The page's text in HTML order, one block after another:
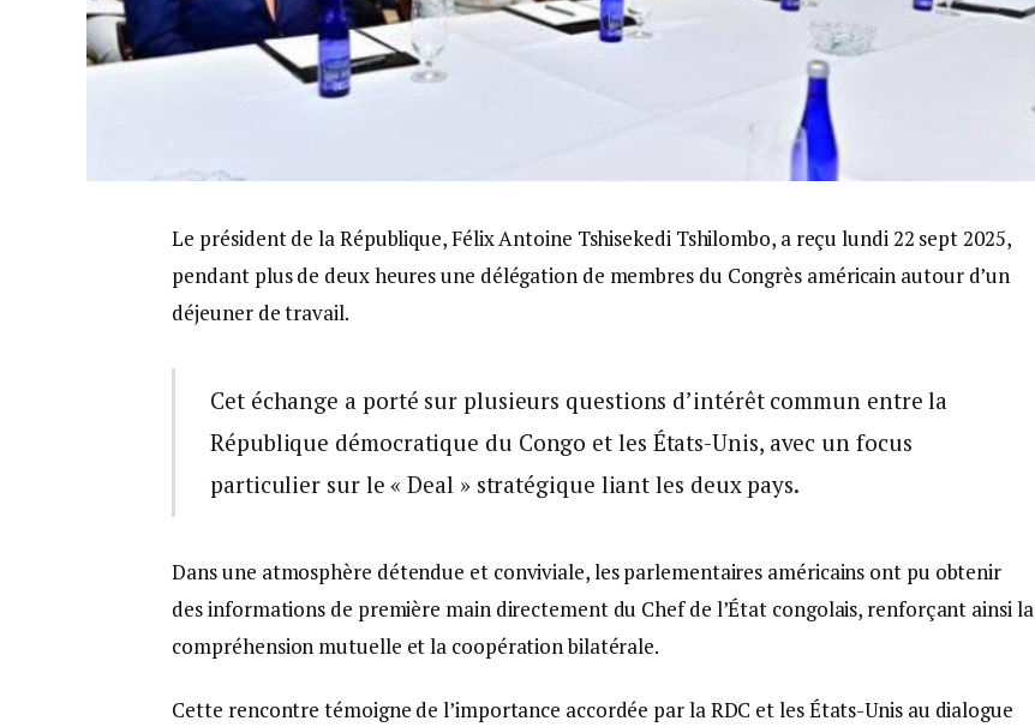
Le président de la République, Félix Antoine Tshisekedi Tshilombo, a reçu lundi 22 sept 2025,
pendant plus de deux heures une délégation de membres du Congrès américain autour d’un
déjeuner de travail.
Cet échange a porté sur plusieurs questions d’intérêt commun entre la
République démocratique du Congo et les États-Unis, avec un focus
particulier sur le « Deal » stratégique liant les deux pays.
Dans une atmosphère détendue et conviviale, les parlementaires américains ont pu obtenir
des informations de première main directement du Chef de l’État congolais, renforçant ainsi la
compréhension mutuelle et la coopération bilatérale.
Cette rencontre témoigne de l’importance accordée par la RDC et les États-Unis au dialogue